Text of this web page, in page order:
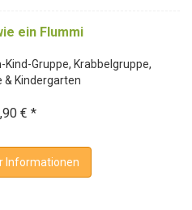
ein Flummi
Kind-Gruppe, Krabbelgruppe,
& Kindergarten
€ *
Informationen